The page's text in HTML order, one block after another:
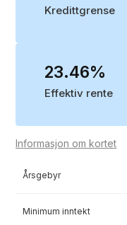
Kredittgrense
23.46%
Effektiv rente
Informasjon om kortet
Årsgebyr
Minimum inntekt